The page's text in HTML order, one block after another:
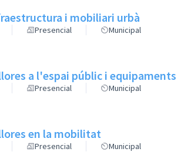
i mobiliari urbà
Presencial Municipal
a l'espai públic i equipaments
Presencial Municipal
en la mobilitat
Presencial Municipal